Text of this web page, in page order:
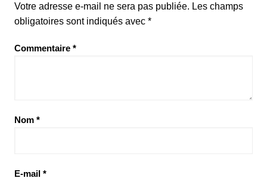
Votre adresse e-mail ne sera pas publiée. Les champs
obligatoires sont indiqués avec *
Commentaire *
Nom *
E-mail *